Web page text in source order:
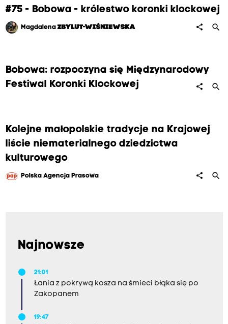
#75 - Bobowa - królestwo koronki klockowej
MagdalenaZBYLUT-WIŚNIEWSKA share search
Bobowa: rozpoczyna się Międzynarodowy
Festiwal Koronki Klockowej
share search
Kolejne małopolskie tradycje na Krajowej
liście niematerialnego dziedzictwa
kulturowego
Polska Agencja Prasowa share search
Najnowsze
21:01
Łania z pokrywą kosza na śmieci błąka się po
Zakopanem
19:47